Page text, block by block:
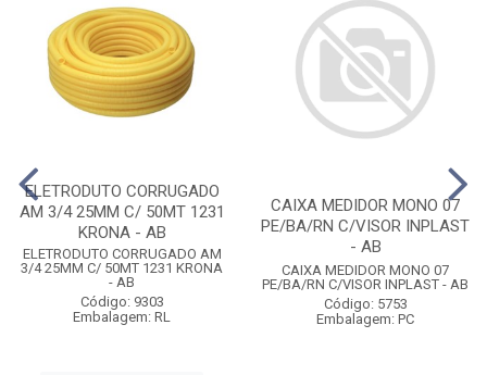
ELETRODUTO CORRUGADO
AM 3/4 25MM C/ 50MT 1231
KRONA - AB
ELETRODUTO CORRUGADO AM
3/4 25MM C/ 50MT 1231 KRONA
- AB
Código: 9303
Embalagem: RL
CAIXA MEDIDOR MONO 07
PE/BA/RN C/VISOR INPLAST
- AB
CAIXA MEDIDOR MONO 07
PE/BA/RN C/VISOR INPLAST - AB
Código: 5753
Embalagem: PC